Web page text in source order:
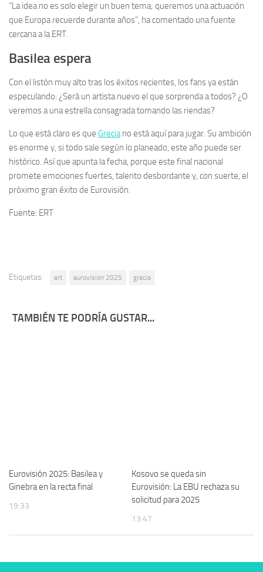
“La idea no es solo elegir un buen tema; queremos una actuación
que Europa recuerde durante años”, ha comentado una fuente
cercana a la ERT.
Basilea espera
Con el listón muy alto tras los éxitos recientes, los fans ya están
especulando: ¿Será un artista nuevo el que sorprenda a todos? ¿O
veremos a una estrella consagrada tomando las riendas?
Lo que está claro es que Greciano está aquí para jugar. Su ambición
es enorme y, si todo sale según lo planeado, este año puede ser
histórico. Así que apunta la fecha, porque este final nacional
promete emociones fuertes, talento desbordante y, con suerte, el
próximo gran éxito de Eurovisión.
Fuente: ERT
Etiquetas: ert eurovision 2025 grecia
TAMBIÉN TE PODRÍA GUSTAR...
Eurovisión 2025: Basilea y
Ginebra en la recta final
19:33
Kosovo se queda sin
Eurovisión: La EBU rechaza su
solicitud para 2025
13:47